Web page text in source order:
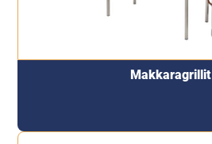
Makkaragrillit